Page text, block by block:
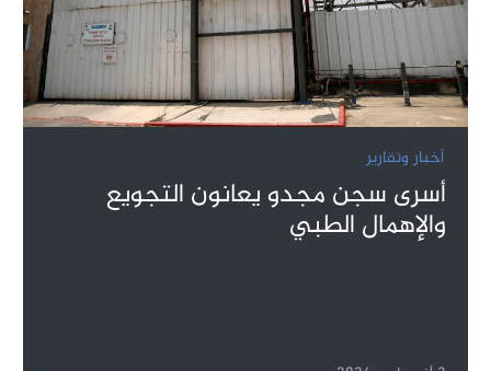
أخبار وتقارير
أسرى سجن مجدو يعانون التجويع
والإهمال الطبي